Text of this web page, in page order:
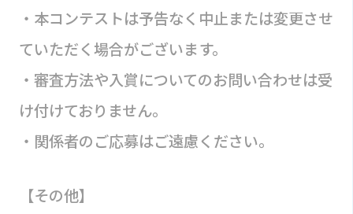
・本コンテストは予告なく中止または変更させ
ていただく場合がございます。
・審査方法や入賞についてのお問い合わせは受
け付けておりません。
・関係者のご応募はご遠慮ください。
【その他】